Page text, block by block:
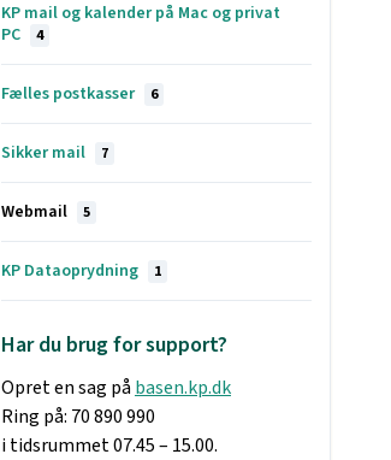
KP mail og kalender på Mac og privat
PC
4
Fælles postkasser 6
Sikker mail 7
Webmail 5
KP Dataoprydning 1
Har du brug for support?
Opret en sag på basen.kp.dk
Ring på: 70 890 990
i tidsrummet 07.45 – 15.00.